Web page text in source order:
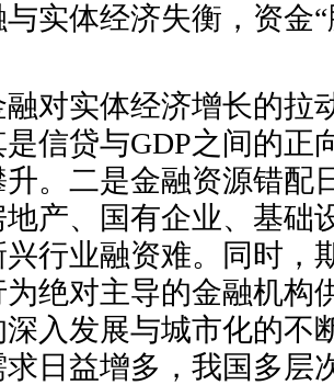
实体经济失衡，资金
实体经济增长的拉
信贷与GDP之间的正
。二是金融资源错配
产、国有企业、基础
行业融资难。同时，
为绝对主导的金融机构
入发展与城市化的不
日益增多，我国多层